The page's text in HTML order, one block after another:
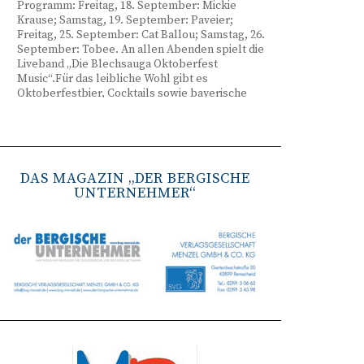
Programm: Freitag, 18. September: Mickie
Krause; Samstag, 19. September: Paveier;
Freitag, 25. September: Cat Ballou; Samstag, 26.
September: Tobee. An allen Abenden spielt die
Liveband „Die Blechsauga Oktoberfest
Music“.Für das leibliche Wohl gibt es
Oktoberfestbier, Cocktails sowie bayerische
www.bergisches-oktoberfest.de sowie über die
Remscheid stärkt Krisenvorsorge
Remscheid trainieren Krisenstabsarbeit am
Institut der Feuerwehr NRW in Münster.
Wie funktioniert die Zusammenarbeit im
Krisenfall? Welche Entscheidungen müssen
unter Zeitdruck getroffen werden? Und wie
bestmöglich geschützt werden? Mit diesen und
Mitarbeitende der Stadt Remscheid Ende Juni in
DAS MAGAZIN „DER BERGISCHE
UNTERNEHMER“